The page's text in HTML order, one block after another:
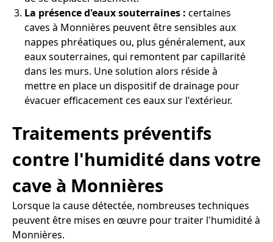
La présence d'eaux souterraines : certaines
caves à Monnières peuvent être sensibles aux
nappes phréatiques ou, plus généralement, aux
eaux souterraines, qui remontent par capillarité
dans les murs. Une solution alors réside à
mettre en place un dispositif de drainage pour
évacuer efficacement ces eaux sur l'extérieur.
Traitements préventifs
contre l'humidité dans votre
cave à Monnières
Lorsque la cause détectée, nombreuses techniques
peuvent être mises en œuvre pour traiter l'humidité à
Monnières.